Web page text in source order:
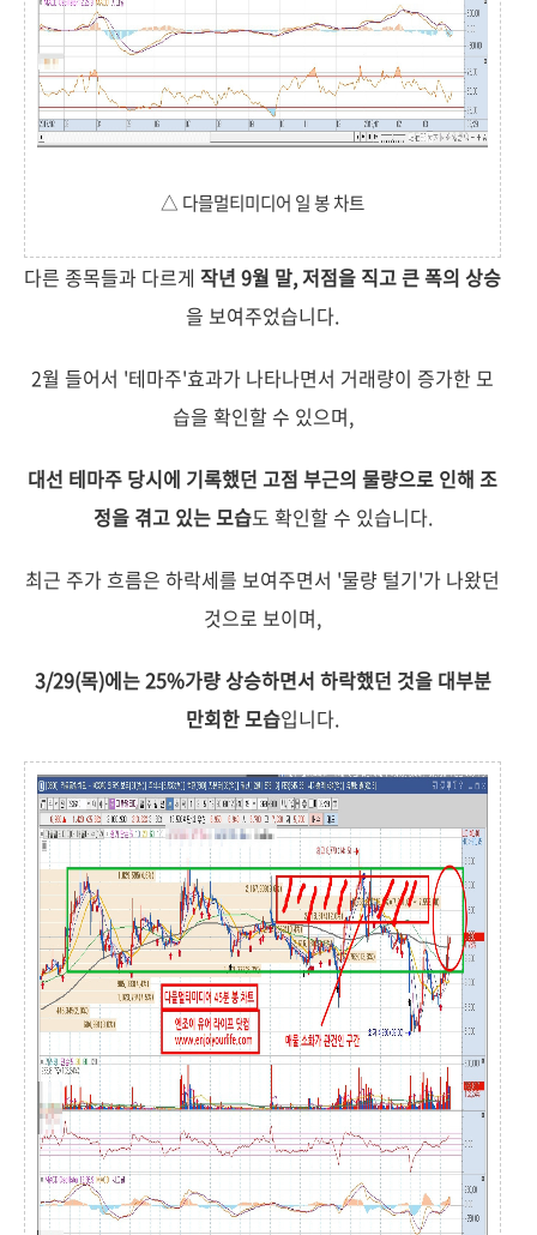
△ 다믈멀티미디어 일 봉 차트
다른 종목들과 다르게 작년 9월 말, 저점을 직고 큰 폭의 상승
을 보여주었습니다.
2월 들어서 '테마주'효과가 나타나면서 거래량이 증가한 모
습을 확인할 수 있으며,
대선 테마주 당시에 기록했던 고점 부근의 물량으로 인해 조
정을 겪고 있는 모습도 확인할 수 있습니다.
최근 주가 흐름은 하락세를 보여주면서 '물량 털기'가 나왔던
것으로 보이며,
3/29(목)에는 25%가량 상승하면서 하락했던 것을 대부분
만회한 모습입니다.